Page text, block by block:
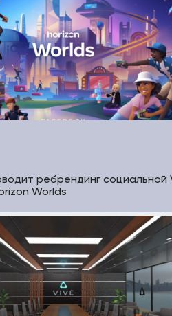
ребрендинг социальной
Worlds